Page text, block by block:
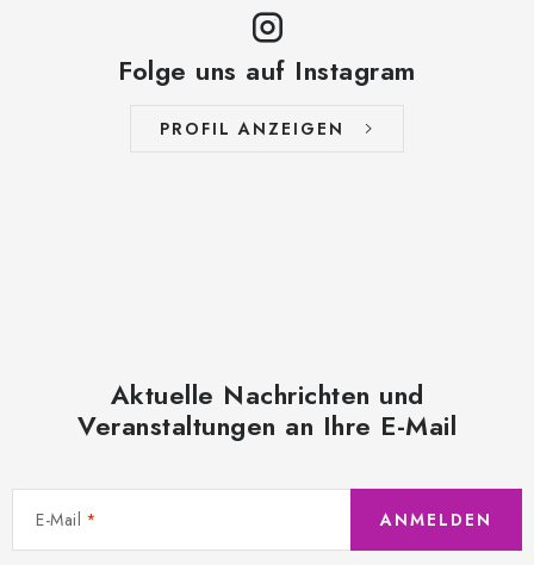
Folge uns auf Instagram
PROFIL ANZEIGEN
Aktuelle Nachrichten und
Veranstaltungen an Ihre E-Mail
E-Mail ANMELDEN